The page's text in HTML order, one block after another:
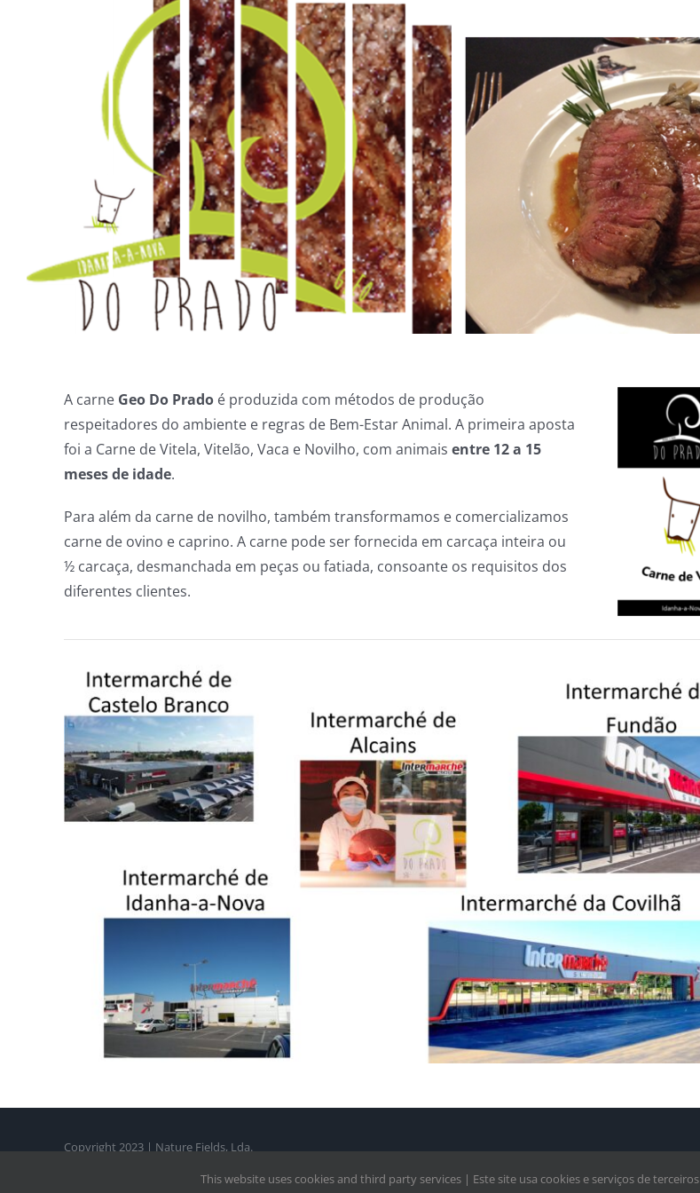
A carne Geo Do Pradoé produzida com métodos de produção
respeitadores do ambiente e regras de Bem-Estar Animal. A primeira aposta
foi a Carne de Vitela, Vitelão, Vaca e Novilho, com animais entre 12 a 15
meses de idade.
Para além da carne de novilho, também transformamos e comercializamos
carne de ovino e caprino. A carne pode ser fornecida em carcaça inteira ou
½ carcaça, desmanchada em peças ou fatiada, consoante os requisitos dos
diferentes clientes.
Copyright 2023 | Nature Fields, Lda.
Politica de Privacidade
This website uses cookies and third party services | Este site usa cookies e serviços de terceiros